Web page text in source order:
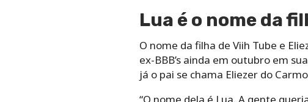
Lua é o nome da
O nome da filha de Viih Tube e
ex-BBB’s ainda em outubro em
já o pai se chama Eliezer do